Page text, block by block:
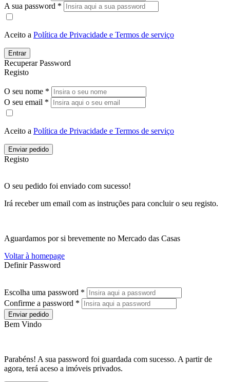
A sua password *
Aceito a Política de Privacidade e Termos de serviço
Entrar
Recuperar Password
Registo
O seu nome *
O seu email *
Aceito a Política de Privacidade e Termos de serviço
Enviar pedido
Registo
O seu pedido foi enviado com sucesso!
Irá receber um email com as instruções para concluir o seu registo.
Aguardamos por si brevemente no Mercado das Casas
Voltar à homepage
Definir Password
Escolha uma password *
Confirme a password *
Enviar pedido
Bem Vindo
Parabéns! A sua password foi guardada com sucesso. A partir de
agora, terá aceso a imóveis privados.